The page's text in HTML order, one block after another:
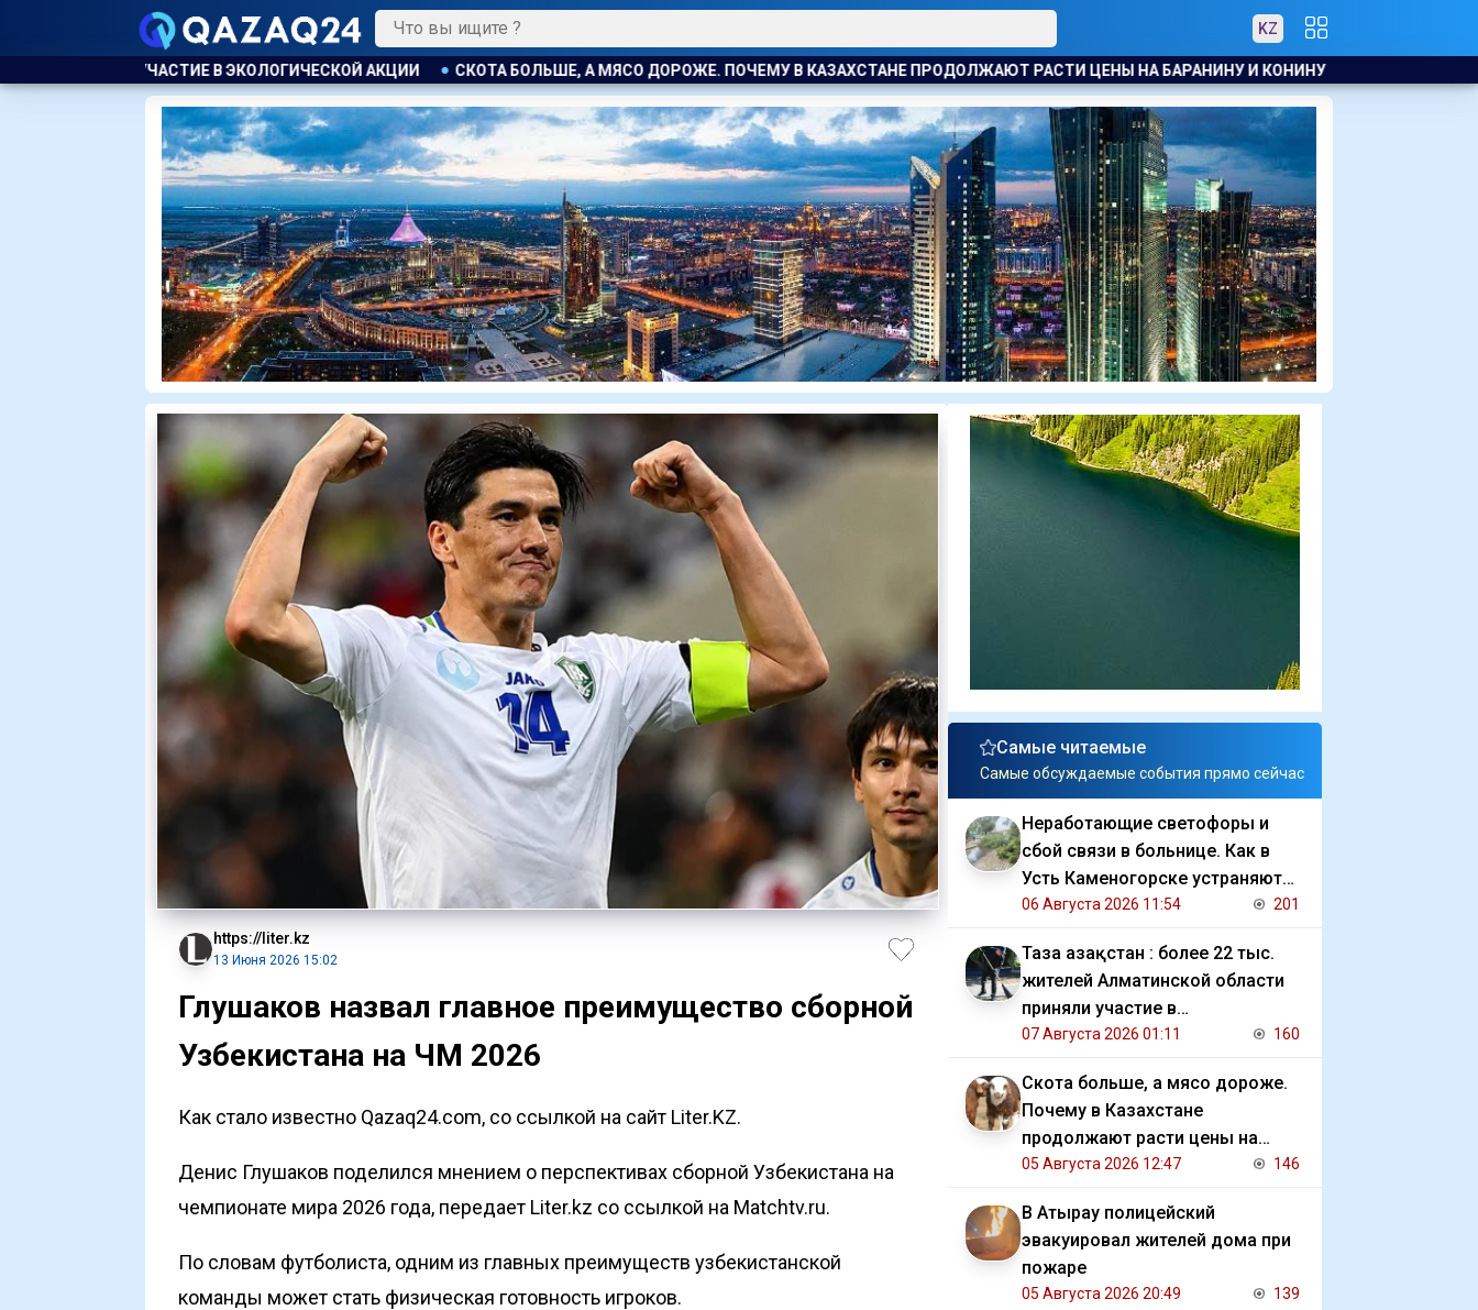
KZ
СКОТА БОЛЬШЕ, А МЯСО ДОРОЖЕ. ПОЧЕМУ В КАЗАХСТАНЕ ПРОДОЛЖАЮТ РАСТИ ЦЕНЫ НА БАРАНИНУ И КОНИНУ В АТЫРАУ ПОЛИЦЕЙСКИЙ ЭВАКУИРОВАЛ
https://liter.kz
13 Июня 2026 15:02
Глушаков назвал главное преимущество сборной
Узбекистана на ЧМ 2026
Как стало известно Qazaq24.com, со ссылкой на сайт Liter.KZ.
Денис Глушаков поделился мнением о перспективах сборной Узбекистана на
чемпионате мира 2026 года, передает Liter.kz со ссылкой на Matchtv.ru.
По словам футболиста, одним из главных преимуществ узбекистанской
команды может стать физическая готовность игроков.
Самые читаемые
Самые обсуждаемые события прямо сейчас
Неработающие светофоры и
сбой связи в больнице. Как в
Усть Каменогорске устраняют
последствия ливня
06 Августа 2026 11:54 201
Таза Қазақстан : более 22 тыс.
жителей Алматинской области
приняли участие в
экологической акции
07 Августа 2026 01:11 160
Скота больше, а мясо дороже.
Почему в Казахстане
продолжают расти цены на
баранину и конину
05 Августа 2026 12:47 146
В Атырау полицейский
эвакуировал жителей дома при
пожаре
05 Августа 2026 20:49 139